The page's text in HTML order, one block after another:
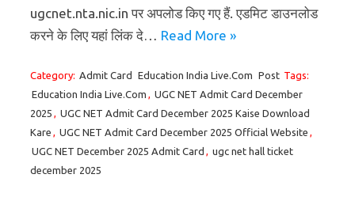
ugcnet.nta.nic.in पर अपलोड किए गए हैं. एडमिट डाउनलोड
करने के लिए यहां लिंक दे… Read More »
Category: Admit Card Education India Live.Com Post Tags:
Education India Live.Com , UGC NET Admit Card December
2025 , UGC NET Admit Card December 2025 Kaise Download
Kare , UGC NET Admit Card December 2025 Official Website ,
UGC NET December 2025 Admit Card , ugc net hall ticket
december 2025